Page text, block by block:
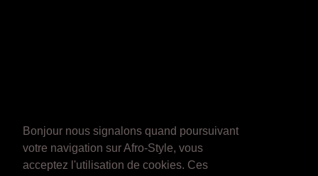
Bonjour nous signalons quand poursuivant
votre navigation sur Afro-Style, vous
acceptez l'utilisation de cookies. Ces